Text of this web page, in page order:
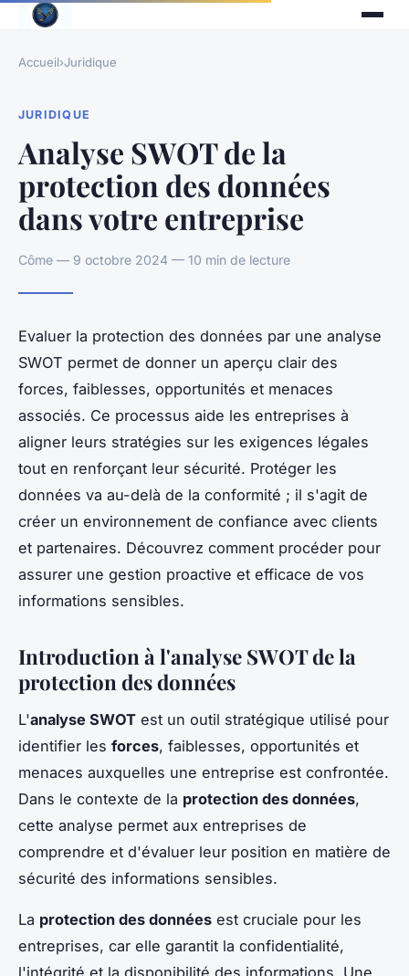
Accueil›Juridique
JURIDIQUE
Analyse SWOT de la
protection des données
dans votre entreprise
Côme — 9 octobre 2024 — 10 min de lecture
Evaluer la protection des données par une analyse
SWOT permet de donner un aperçu clair des
forces, faiblesses, opportunités et menaces
associés. Ce processus aide les entreprises à
aligner leurs stratégies sur les exigences légales
tout en renforçant leur sécurité. Protéger les
données va au-delà de la conformité ; il s'agit de
créer un environnement de confiance avec clients
et partenaires. Découvrez comment procéder pour
assurer une gestion proactive et efficace de vos
informations sensibles.
Introduction à l'analyse SWOT de la
protection des données
L'analyse SWOT est un outil stratégique utilisé pour
identifier les forces, faiblesses, opportunités et
menaces auxquelles une entreprise est confrontée.
Dans le contexte de la protection des données,
cette analyse permet aux entreprises de
comprendre et d'évaluer leur position en matière de
sécurité des informations sensibles.
La protection des données est cruciale pour les
entreprises, car elle garantit la confidentialité,
l'intégrité et la disponibilité des informations. Une